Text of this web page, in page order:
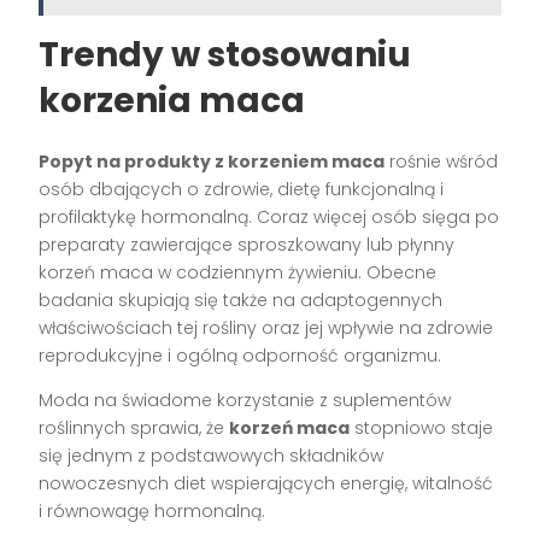
Trendy w stosowaniu
korzenia maca
Popyt na produkty z korzeniem maca rośnie wśród
osób dbających o zdrowie, dietę funkcjonalną i
profilaktykę hormonalną. Coraz więcej osób sięga po
preparaty zawierające sproszkowany lub płynny
korzeń maca w codziennym żywieniu. Obecne
badania skupiają się także na adaptogennych
właściwościach tej rośliny oraz jej wpływie na zdrowie
reprodukcyjne i ogólną odporność organizmu.
Moda na świadome korzystanie z suplementów
roślinnych sprawia, że korzeń maca stopniowo staje
się jednym z podstawowych składników
nowoczesnych diet wspierających energię, witalność
i równowagę hormonalną.